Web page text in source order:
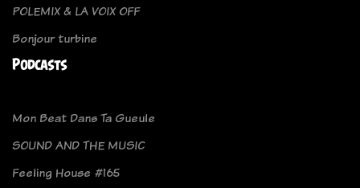
POLEMIX & LA VOIX OFF
Bonjour turbine
Podcasts
Mon Beat Dans Ta Gueule
SOUND AND THE MUSIC
Feeling House #165